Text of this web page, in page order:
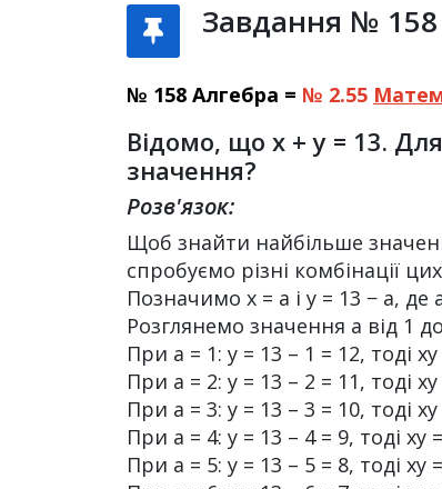
Завдання № 158
№ 158 Алгебра = № 2.55
Відомо, що х + у = 13.
значення?
Розв'язок:
Щоб знайти найбільше
спробуємо різні комбінації
Позначимо x = a і y = 13 − a, де
Розглянемо значення а від 1
При a = 1: y = 13 – 1 = 12, тоді xy
При a = 2: y = 13 – 2 = 11, тоді xy
При a = 3: y = 13 – 3 = 10, тоді xy
При a = 4: y = 13 – 4 = 9, тоді xy
При a = 5: y = 13 – 5 = 8, тоді xy